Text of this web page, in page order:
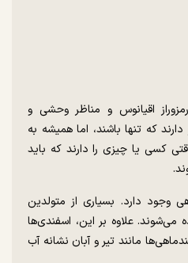
اقیانوس و مناظر وحشی و
که تنها باشند، اما همیشه به
کسی یا چیزی را دارند که باید
وجود دارد. بسیاری از متولدین
می‌شوند. علاوه بر این، اسفندی‌ها
مانند تیر و آبان نشانه آب